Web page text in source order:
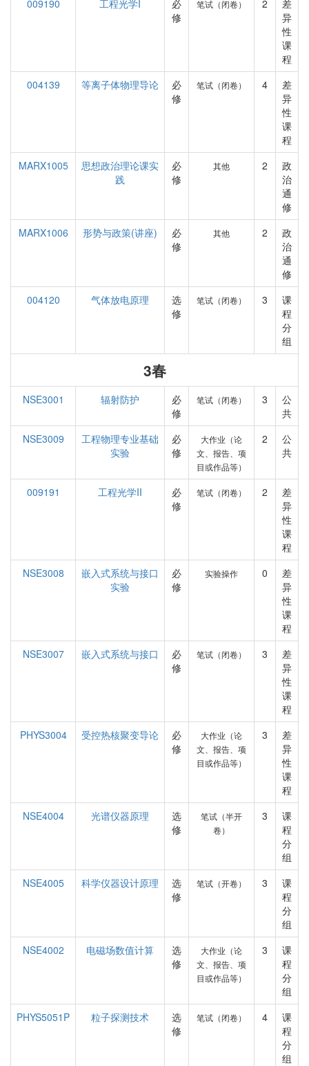
009190 工程光学I
必
修
笔试（闭卷） 2
差
异
性
课
程
004139
等离子体物理导论
必
修
笔试（闭卷） 4
差
异
性
课
程
MARX1005
思想政治理论课实
践
必
修
其他 2
政
治
通
修
MARX1006
形势与政策(讲座)
必
修
其他 2
政
治
通
修
004120
气体放电原理
选
修
笔试（闭卷） 3
课
程
分
组
3春
NSE3001 辐射防护
必
修
笔试（闭卷） 3
公
共
NSE3009
工程物理专业基础
实验
必
修
大作业（论
文、报告、项
目或作品等）
2
公
共
009191 工程光学II
必
修
笔试（闭卷） 2
差
异
性
课
程
NSE3008
嵌入式系统与接口
实验
必
修
实验操作 0
差
异
性
课
程
NSE3007
嵌入式系统与接口
必
修
笔试（闭卷） 3
差
异
性
课
程
PHYS3004
受控热核聚变导论
必
修
大作业（论
文、报告、项
目或作品等）
3
差
异
性
课
程
NSE4004
光谱仪器原理
选
修
笔试（半开
卷）
3
课
程
分
组
NSE4005
科学仪器设计原理
选
修
笔试（开卷） 3
课
程
分
组
NSE4002
电磁场数值计算
选
修
大作业（论
文、报告、项
目或作品等）
3
课
程
分
组
PHYS5051P
粒子探测技术
选
修
笔试（闭卷） 4
课
程
分
组